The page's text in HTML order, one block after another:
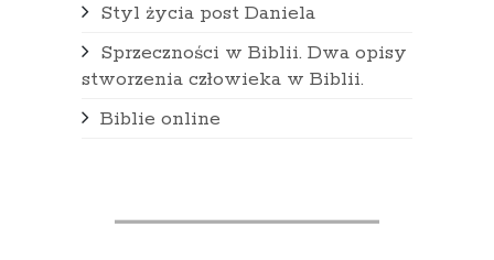
Styl życia post Daniela
Sprzeczności w Biblii. Dwa opisy
stworzenia człowieka w Biblii.
Biblie online